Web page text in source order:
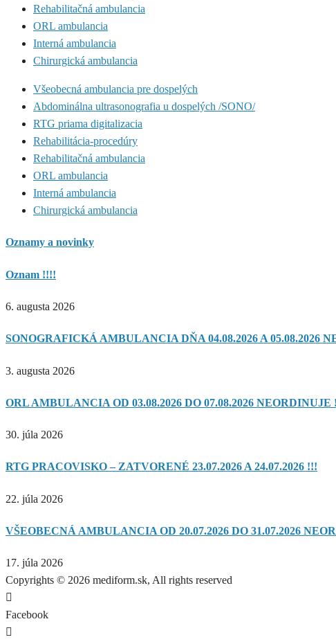
Rehabilitačná ambulancia
ORL ambulancia
Interná ambulancia
Chirurgická ambulancia
Všeobecná ambulancia pre dospelých
Abdominálna ultrasonografia u dospelých /SONO/
RTG priama digitalizacia
Rehabilitácia-procedúry
Rehabilitačná ambulancia
ORL ambulancia
Interná ambulancia
Chirurgická ambulancia
Oznamy a novinky
Oznam !!!!
6. augusta 2026
SONOGRAFICKÁ AMBULANCIA DŇA 04.08.2026 A 05.08.2026
3. augusta 2026
ORL AMBULANCIA OD 03.08.2026 DO 07.08.2026 NEORDINUJE
30. júla 2026
RTG PRACOVISKO – ZATVORENÉ 23.07.2026 A 24.07.2026 !!!
22. júla 2026
VŠEOBECNÁ AMBULANCIA OD 20.07.2026 DO 31.07.2026
17. júla 2026
Copyrights © 2026 mediform.sk, All rights reserved​
Facebook